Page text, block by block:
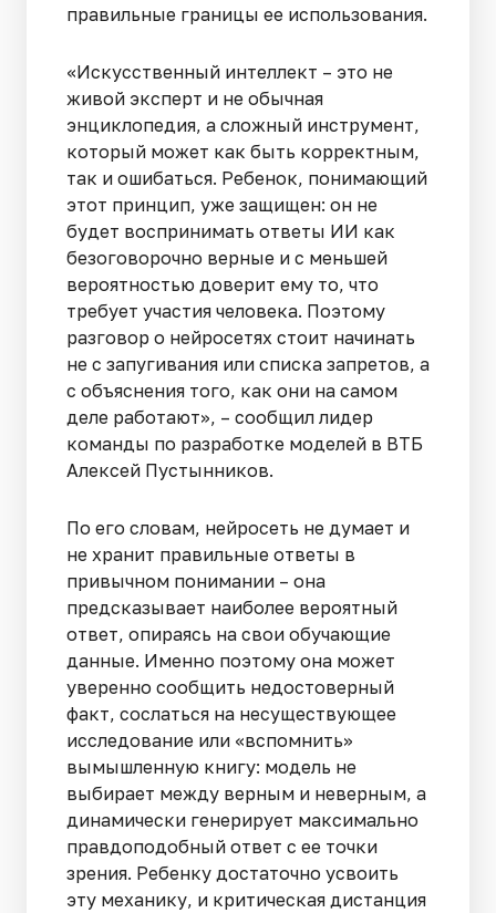
правильные границы ее использования.
«Искусственный интеллект – это не
живой эксперт и не обычная
энциклопедия, а сложный инструмент,
который может как быть корректным,
так и ошибаться. Ребенок, понимающий
этот принцип, уже защищен: он не
будет воспринимать ответы ИИ как
безоговорочно верные и с меньшей
вероятностью доверит ему то, что
требует участия человека. Поэтому
разговор о нейросетях стоит начинать
не с запугивания или списка запретов, а
с объяснения того, как они на самом
деле работают», – сообщил лидер
команды по разработке моделей в ВТБ
Алексей Пустынников.
По его словам, нейросеть не думает и
не хранит правильные ответы в
привычном понимании – она
предсказывает наиболее вероятный
ответ, опираясь на свои обучающие
данные. Именно поэтому она может
уверенно сообщить недостоверный
факт, сослаться на несуществующее
исследование или «вспомнить»
вымышленную книгу: модель не
выбирает между верным и неверным, а
динамически генерирует максимально
правдоподобный ответ с ее точки
зрения. Ребенку достаточно усвоить
эту механику, и критическая дистанция